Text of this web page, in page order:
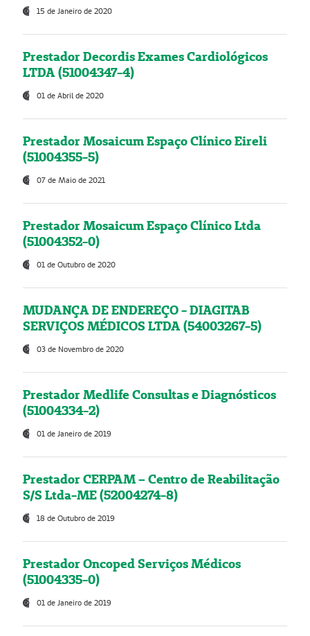
15 de Janeiro de 2020
Prestador Decordis Exames Cardiológicos
LTDA (51004347-4)
01 de Abril de 2020
Prestador Mosaicum Espaço Clínico Eireli
(51004355-5)
07 de Maio de 2021
Prestador Mosaicum Espaço Clínico Ltda
(51004352-0)
01 de Outubro de 2020
MUDANÇA DE ENDEREÇO - DIAGITAB
SERVIÇOS MÉDICOS LTDA (54003267-5)
03 de Novembro de 2020
Prestador Medlife Consultas e Diagnósticos
(51004334-2)
01 de Janeiro de 2019
Prestador CERPAM – Centro de Reabilitação
S/S Ltda-ME (52004274-8)
18 de Outubro de 2019
Prestador Oncoped Serviços Médicos
(51004335-0)
01 de Janeiro de 2019